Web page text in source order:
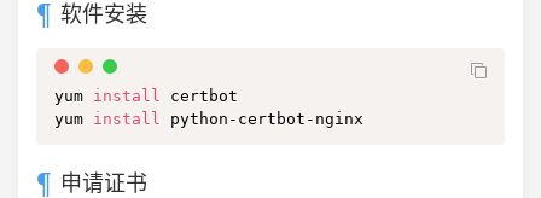
软件安装
yum install certbot
yum install python-certbot-nginx
申请证书